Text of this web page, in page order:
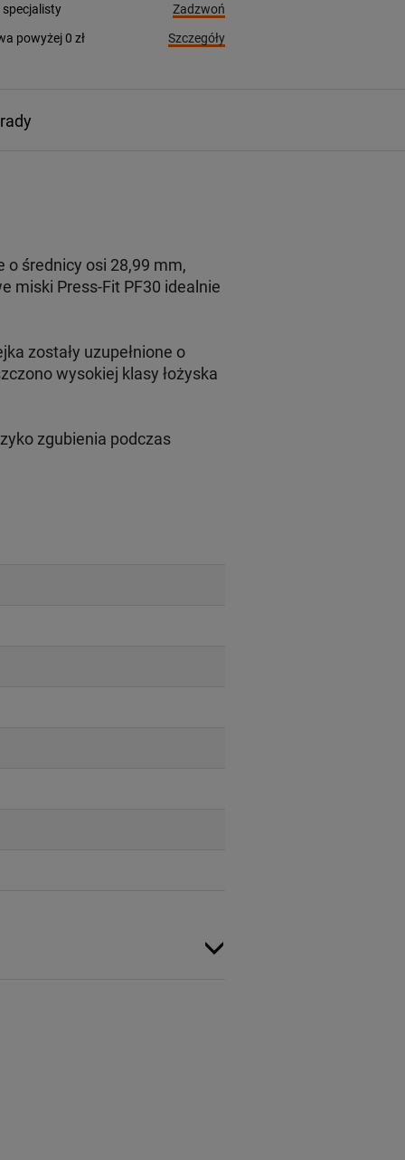
Zadzwoń
powyżej 0 zł
Szczegóły
o średnicy osi 28,99 mm,
miski Press-Fit PF30 idealnie
zostały uzupełnione o
wysokiej klasy łożyska
zgubienia podczas